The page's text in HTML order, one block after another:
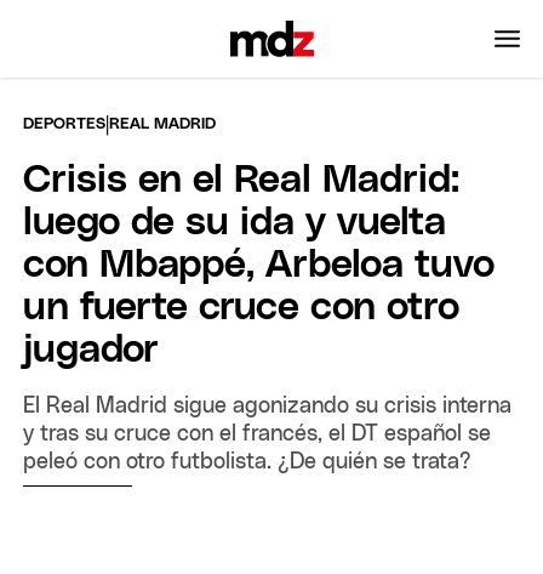
DEPORTES |REAL MADRID
Crisis en el Real Madrid:
luego de su ida y vuelta
con Mbappé, Arbeloa tuvo
un fuerte cruce con otro
jugador
El Real Madrid sigue agonizando su crisis interna
y tras su cruce con el francés, el DT español se
peleó con otro futbolista. ¿De quién se trata?